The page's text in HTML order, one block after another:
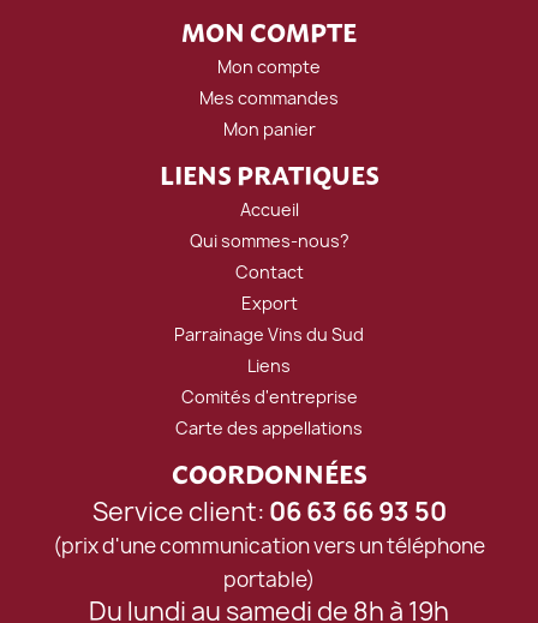
MON COMPTE
Mon compte
Mes commandes
Mon panier
LIENS PRATIQUES
Accueil
Qui sommes-nous?
Contact
Export
Parrainage Vins du Sud
Liens
Comités d'entreprise
Carte des appellations
COORDONNÉES
Service client: 06 63 66 93 50
(prix d'une communication vers un téléphone
portable)
Du lundi au samedi de 8h à 19h